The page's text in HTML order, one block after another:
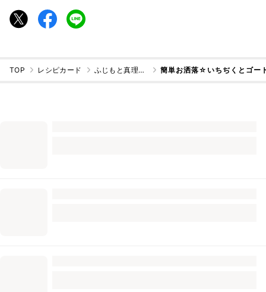
TOP レシピカード ふじもと真理子@料理好きのパン講師 簡単お洒落☆いちぢくとゴー